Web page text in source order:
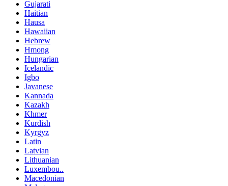
Gujarati
Haitian
Hausa
Hawaiian
Hebrew
Hmong
Hungarian
Icelandic
Igbo
Javanese
Kannada
Kazakh
Khmer
Kurdish
Kyrgyz
Latin
Latvian
Lithuanian
Luxembou..
Macedonian